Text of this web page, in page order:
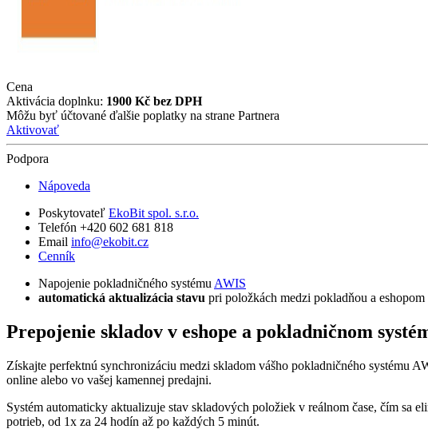
Cena
Aktivácia doplnku: 1900 Kč bez DPH
Môžu byť účtované ďalšie poplatky na strane Partnera
Aktivovať
Podpora
Nápoveda
Poskytovateľ EkoBit spol. s.r.o.
Telefón +420 602 681 818
Email info@ekobit.cz
Cenník
Napojenie pokladničného systému AWIS
automatická aktualizácia stavu pri položkách medzi pokladňou a eshopom
Prepojenie skladov v eshope a pokladničnom
Získajte perfektnú synchronizáciu medzi skladom vášho pokladničného systému
online alebo vo vašej kamennej predajni.
Systém automaticky aktualizuje stav skladových položiek v reálnom čase, čím
potrieb, od 1x za 24 hodín až po každých 5 minút.